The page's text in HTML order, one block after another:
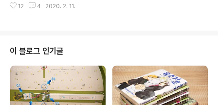
았습니다. ^-^ 레몬치즈 케이크. 제가 가장 좋아하는 케이
는 케이크라니!!!!! 저에겐 가장 아름답고, 가장 맛있는.. 값
진 선물! 너무 행복했어요. 거기다 맛도 보장!!!! 너무 맛있었
습니다!!! ㅠ0ㅠ 고마워요. 행복해요. 사랑해요.
12 4 2020. 2. 11.
이 블로그 인기글